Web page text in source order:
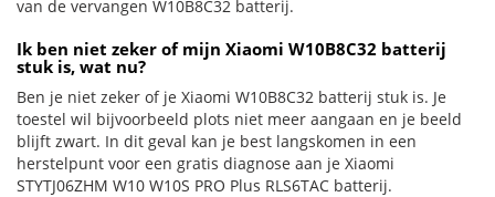
van de vervangen W10B8C32 batterij.
Ik ben niet zeker of mijn Xiaomi W10B8C32 batterij
stuk is, wat nu?
Ben je niet zeker of je Xiaomi W10B8C32 batterij stuk is. Je
toestel wil bijvoorbeeld plots niet meer aangaan en je beeld
blijft zwart. In dit geval kan je best langskomen in een
herstelpunt voor een gratis diagnose aan je Xiaomi
STYTJ06ZHM W10 W10S PRO Plus RLS6TAC batterij.